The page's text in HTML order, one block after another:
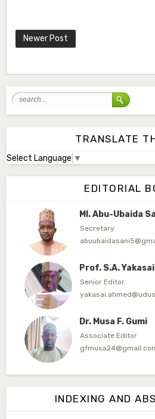
Newer Post
TRANSLATE
Select Language ▼
EDITORIAL
Mal. Abdullahi
Dr. Adamu Rabi'u
Editor in Chief
Ml. Abu-Ubaida
Secretary
Prof. S.A. Yakasai
Senior Editor
Dr. Musa F. Gumi
Associate Editor
Mlm. Halima M.
Associate Editor
INDEXING AND